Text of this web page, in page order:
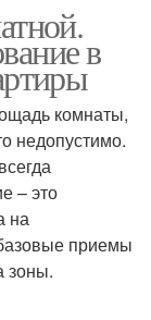
в
комнаты,
недопустимо.
– это
на
приемы
зоны.